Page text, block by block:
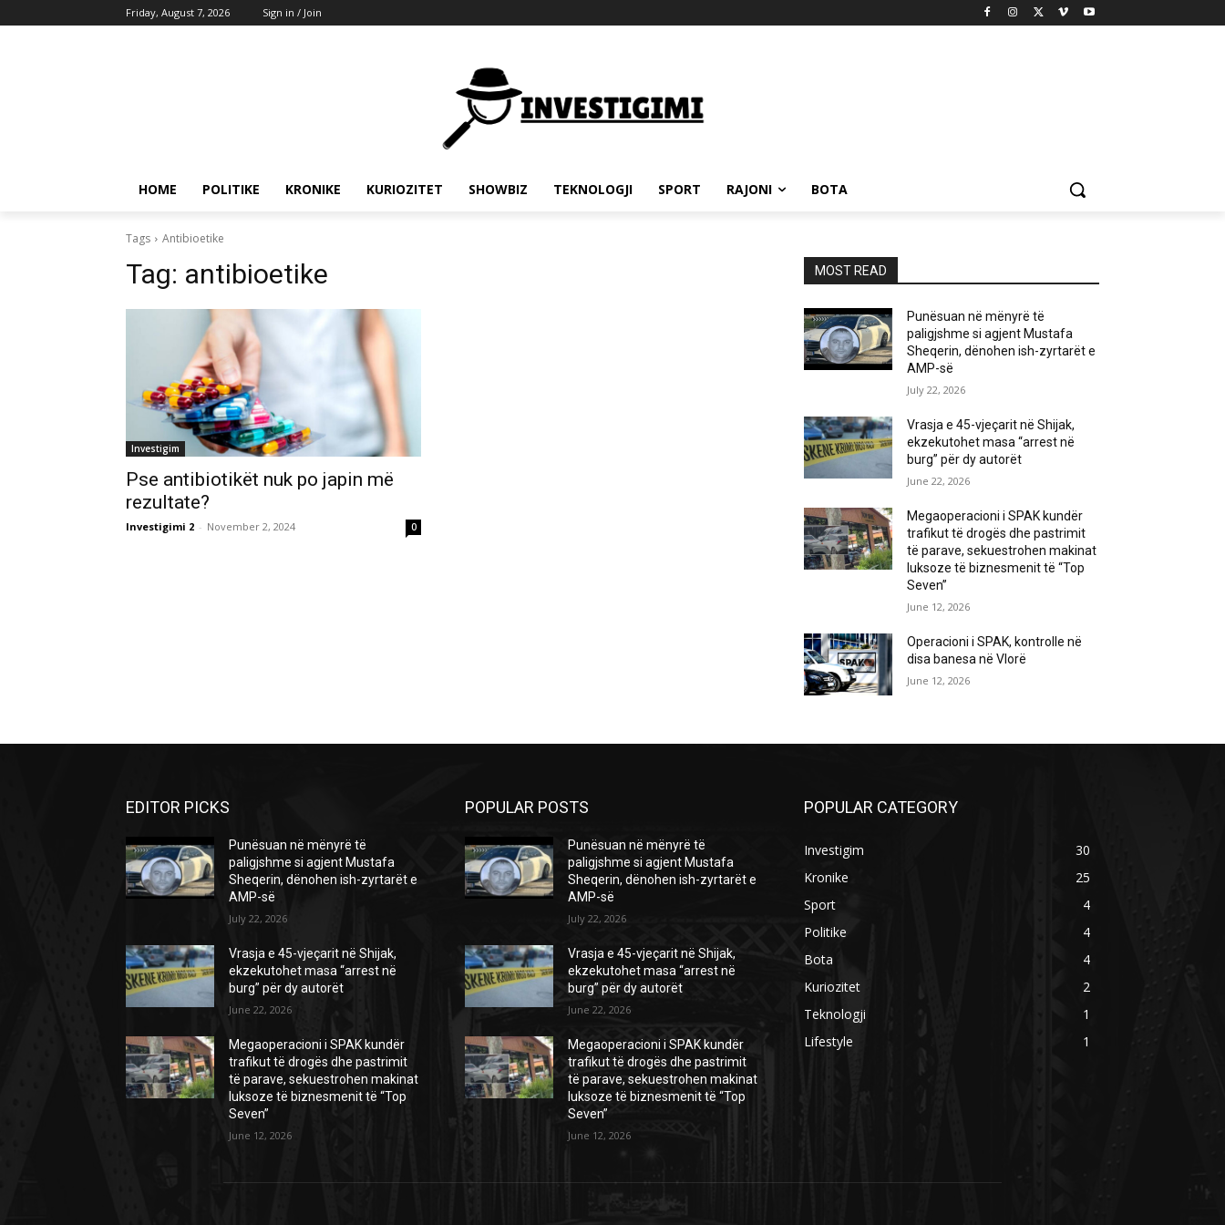
Friday, August 7, 2026 Sign in / Join
HOME POLITIKE KRONIKE KURIOZITET SHOWBIZ TEKNOLOGJI SPORT RAJONI BOTA
Tags Antibioetike
Tag: antibioetike
Investigim
Pse antibiotikët nuk po japin më
rezultate?
Investigimi 2 - November 2, 2024 0
MOST READ
Punësuan në mënyrë të
paligjshme si agjent Mustafa
Sheqerin, dënohen ish-zyrtarët e
AMP-së
July 22, 2026
Vrasja e 45-vjeçarit në Shijak,
ekzekutohet masa “arrest në
burg” për dy autorët
June 22, 2026
Megaoperacioni i SPAK kundër
trafikut të drogës dhe pastrimit
të parave, sekuestrohen makinat
luksoze të biznesmenit të “Top
Seven”
June 12, 2026
Operacioni i SPAK, kontrolle në
disa banesa në Vlorë
June 12, 2026
EDITOR PICKS
Punësuan në mënyrë të
paligjshme si agjent Mustafa
Sheqerin, dënohen ish-zyrtarët e
AMP-së
July 22, 2026
Vrasja e 45-vjeçarit në Shijak,
ekzekutohet masa “arrest në
burg” për dy autorët
June 22, 2026
Megaoperacioni i SPAK kundër
trafikut të drogës dhe pastrimit
të parave, sekuestrohen makinat
luksoze të biznesmenit të “Top
Seven”
June 12, 2026
POPULAR POSTS
Punësuan në mënyrë të
paligjshme si agjent Mustafa
Sheqerin, dënohen ish-zyrtarët e
AMP-së
July 22, 2026
Vrasja e 45-vjeçarit në Shijak,
ekzekutohet masa “arrest në
burg” për dy autorët
June 22, 2026
Megaoperacioni i SPAK kundër
trafikut të drogës dhe pastrimit
të parave, sekuestrohen makinat
luksoze të biznesmenit të “Top
Seven”
June 12, 2026
POPULAR CATEGORY
Investigim
30
Kronike
25
Sport
4
Politike
4
Bota
4
Kuriozitet
2
Teknologji
1
Lifestyle
1